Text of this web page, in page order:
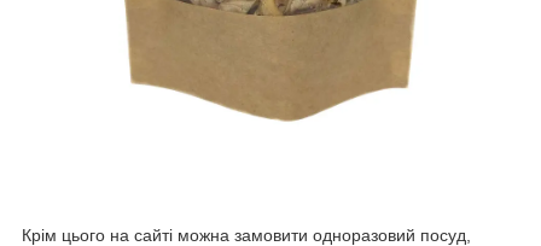
Крім цього на сайті можна замовити одноразовий посуд,